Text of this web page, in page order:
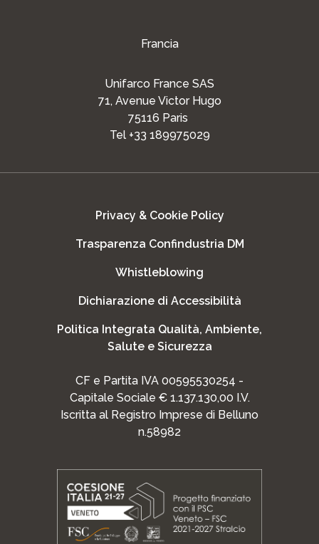
Francia
Unifarco France SAS
71, Avenue Victor Hugo
75116 Paris
Tel +33 189975029
Privacy & Cookie Policy
Trasparenza Confindustria DM
Whistleblowing
Dichiarazione di Accessibilità
Politica Integrata Qualità, Ambiente,
Salute e Sicurezza
CF e Partita IVA 00595530254 -
Capitale Sociale € 1.137.130,00 I.V.
Iscritta al Registro Imprese di Belluno
n.58982